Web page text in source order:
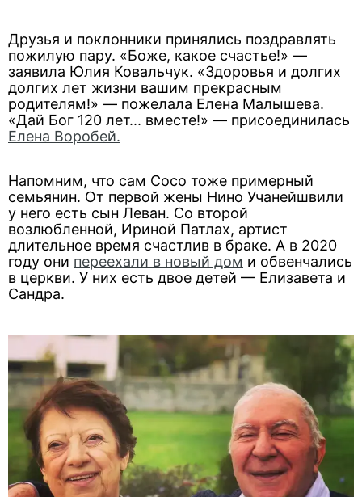
Друзья и поклонники принялись поздравлять
пожилую пару. «Боже, какое счастье!» —
заявила Юлия Ковальчук. «Здоровья и долгих
долгих лет жизни вашим прекрасным
родителям!» — пожелала Елена Малышева.
«Дай Бог 120 лет... вместе!» — присоединилась
Елена Воробей.
Напомним, что сам Сосо тоже примерный
семьянин. От первой жены Нино Учанейшвили
у него есть сын Леван. Со второй
возлюбленной, Ириной Патлах, артист
длительное время счастлив в браке. А в 2020
году они переехали в новый дом и обвенчались
в церкви. У них есть двое детей — Елизавета и
Сандра.